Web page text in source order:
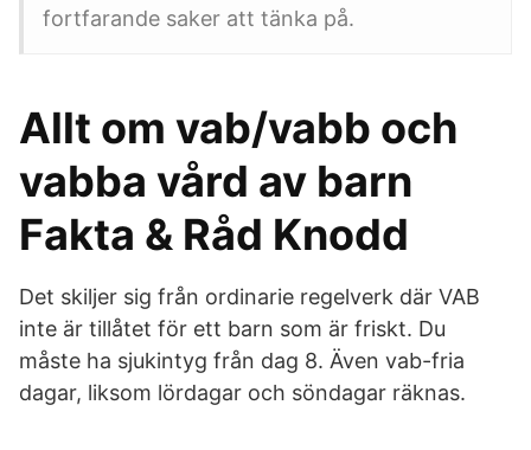
fortfarande saker att tänka på.
Allt om vab/vabb och
vabba vård av barn
Fakta & Råd Knodd
Det skiljer sig från ordinarie regelverk där VAB
inte är tillåtet för ett barn som är friskt. Du
måste ha sjukintyg från dag 8. Även vab-fria
dagar, liksom lördagar och söndagar räknas.